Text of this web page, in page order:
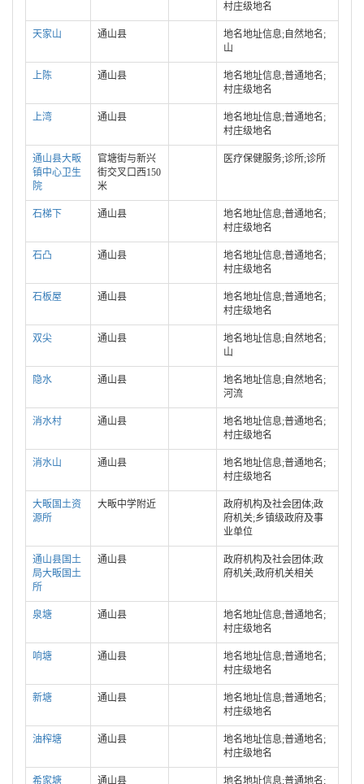
村庄级地名
天家山 通山县
地名地址信息;自然地名;
山
上陈 通山县
地名地址信息;普通地名;
村庄级地名
上湾 通山县
地名地址信息;普通地名;
村庄级地名
通山县大畈
镇中心卫生
院
官塘街与新兴
街交叉口西150
米
医疗保健服务;诊所;诊所
石梯下 通山县
地名地址信息;普通地名;
村庄级地名
石凸 通山县
地名地址信息;普通地名;
村庄级地名
石板屋 通山县
地名地址信息;普通地名;
村庄级地名
双尖 通山县
地名地址信息;自然地名;
山
隐水 通山县
地名地址信息;自然地名;
河流
消水村 通山县
地名地址信息;普通地名;
村庄级地名
消水山 通山县
地名地址信息;普通地名;
村庄级地名
大畈国土资
源所
大畈中学附近
政府机构及社会团体;政
府机关;乡镇级政府及事
业单位
通山县国土
局大畈国土
所
通山县
政府机构及社会团体;政
府机关;政府机关相关
泉塘 通山县
地名地址信息;普通地名;
村庄级地名
响塘 通山县
地名地址信息;普通地名;
村庄级地名
新塘 通山县
地名地址信息;普通地名;
村庄级地名
油榨塘 通山县
地名地址信息;普通地名;
村庄级地名
希家塘 通山县
地名地址信息;普通地名;